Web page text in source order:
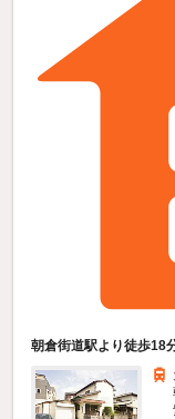
朝倉街道駅より徒歩18